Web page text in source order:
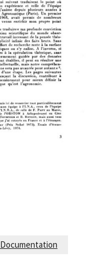
Documentation